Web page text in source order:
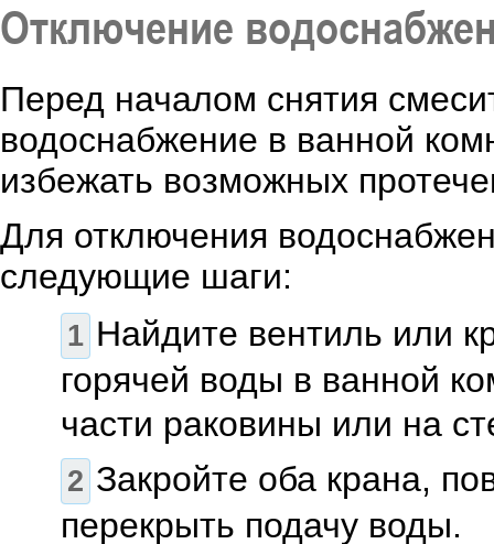
Отключение
Перед началом снятия
водоснабжение в ванной
избежать возможных
Для отключения
следующие шаги:
Найдите вентиль или
горячей воды в ванной
части раковины или на
Закройте оба крана,
перекрыть подачу воды.